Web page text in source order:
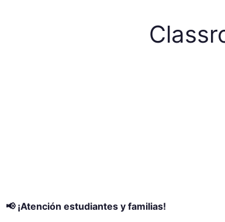
📢 ¡Atención estudiantes y familias!